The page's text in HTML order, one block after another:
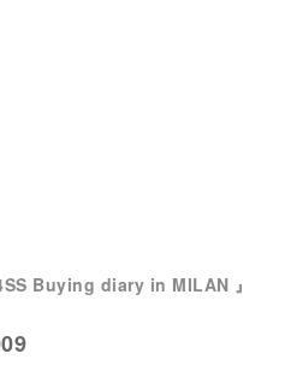
Buying diary in MILAN 』